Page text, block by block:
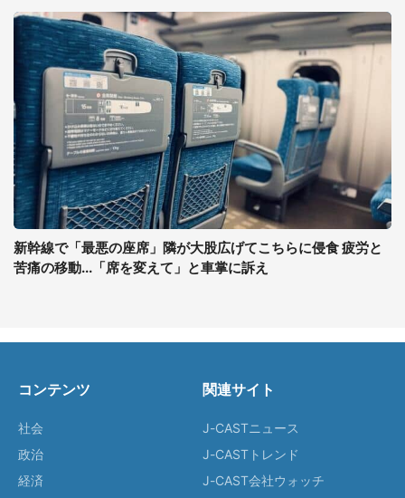
新幹線で「最悪の座席」隣が大股広げてこちらに侵食 疲労と
苦痛の移動...「席を変えて」と車掌に訴え
コンテンツ
社会
政治
経済
関連サイト
J-CASTニュース
J-CASTトレンド
J-CAST会社ウォッチ